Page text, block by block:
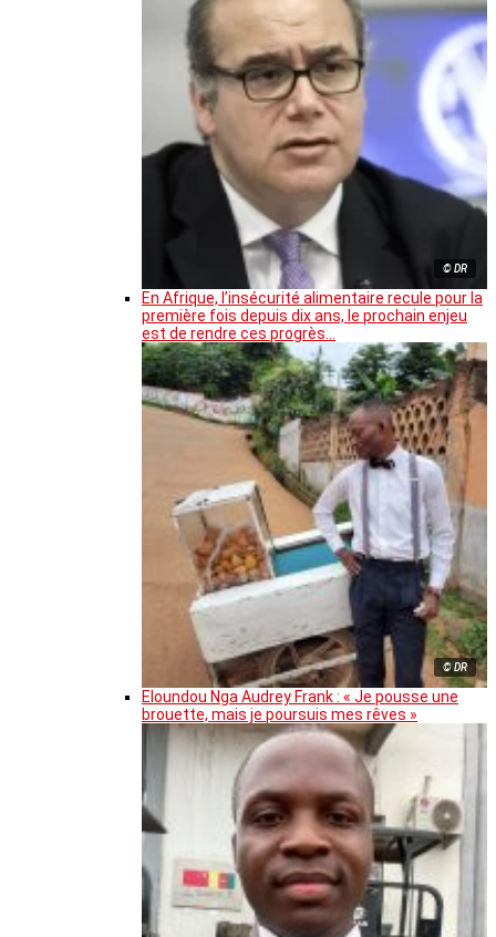
© DR
En Afrique, l’insécurité alimentaire recule pour la
première fois depuis dix ans, le prochain enjeu
est de rendre ces progrès…
© DR
Eloundou Nga Audrey Frank : « Je pousse une
brouette, mais je poursuis mes rêves »